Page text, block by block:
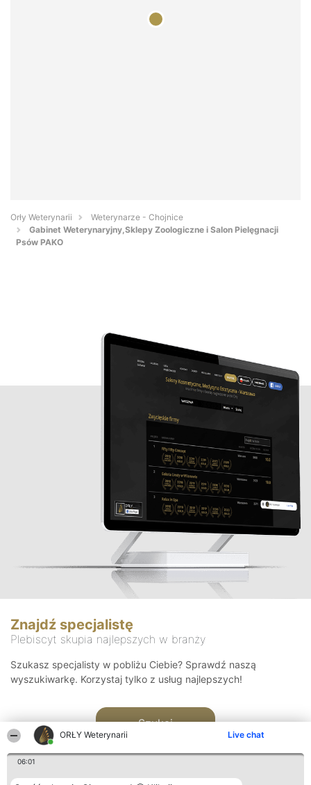
ORŁY Weterynarii Live chat
06:01
Orły Weterynarii
Weterynarze - Chojnice
Gabinet Weterynaryjny,Sklepy Zoologiczne i Salon Pielęgnacji
Psów PAKO
Znajdź specjalistę
Plebiscyt skupia najlepszych w branży
Szukasz specjalisty w pobliżu Ciebie? Sprawdź naszą
wyszukiwarkę. Korzystaj tylko z usług najlepszych!
Szukaj